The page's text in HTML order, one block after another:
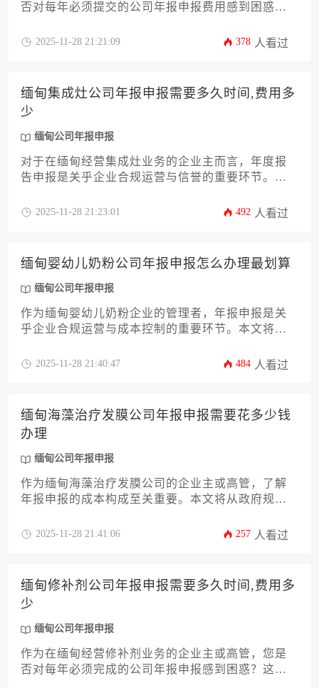
否对每年必须提交的公司年报申报费用感到困惑？
整成本构成，帮助您精准预算。文章将详细拆解从
规运营的同时，实现成本效益最大化。了解缅甸公
司年报申报的全貌，是您稳健经营的第一步。
2025-11-28 21:21:09 378 人看过
缅甸集成灶公司年报申报需要多久时间,费用多
少
缅甸公司年报申报
对于在缅甸经营集成灶业务的企业主而言，年度报
告申报是关乎企业合规运营与信誉的重要环节。许
深入剖析缅甸公司年报申报的全流程，从法规依
法定义务，确保经营无忧。
2025-11-28 21:23:01 492 人看过
缅甸婴幼儿奶粉公司年报申报怎么办理最划算
缅甸公司年报申报
作为缅甸婴幼儿奶粉企业的管理者，年报申报是关
乎企业合规运营与成本控制的重要环节。本文将系
12个专业策略，帮助企业高效完成申报流程的同时
报申报的关键节点。
2025-11-28 21:40:47 484 人看过
缅甸海藻治疗发膜公司年报申报需要花多少钱
办理
缅甸公司年报申报
作为缅甸海藻治疗发膜公司的企业主或高管，了解
年报申报的成本构成至关重要。本文将从政府规
度，深度解析缅甸公司年报申报的实际花费。文章
报工作。
2025-11-28 21:41:06 257 人看过
缅甸修补剂公司年报申报需要多久时间,费用多
少
缅甸公司年报申报
作为在缅甸经营修补剂业务的企业主或高管，您是
否对每年必须完成的公司年报申报感到困惑？这份